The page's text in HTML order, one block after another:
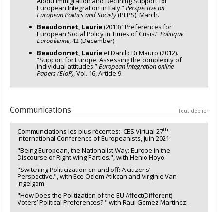
European Integration in Italy.”Perspective on
European Politics and Society(PEPS), March.
Beaudonnet, Laurie(2013) “Preferences for
European Social Policy in Times of Crisis.”Politique
Européenne , 42 (December).
Beaudonnet, Laurieet Danilo Di Mauro (2012).
“Support for Europe: Assessing the complexity of
individual attitudes.”European Integration online
Papers (EIoP) , Vol. 16, Article 9.
Communications Tout déplier
Communciations les plus récentes: CES Virtual 27th
International Conference of Europeanists, juin 2021:
"Being European, the Nationalist Way: Europe in the
Discourse of Right-wing Parties.", with Henio Hoyo.
"Switching Politicization on and off: A citizens’
Perspective.", with Ece Ozlem Atikcan and Virginie Van
Ingelgom.
"How Does the Politization of the EU Affect(Different)
Voters’ Political Preferences? " with Raul Gomez Martinez.